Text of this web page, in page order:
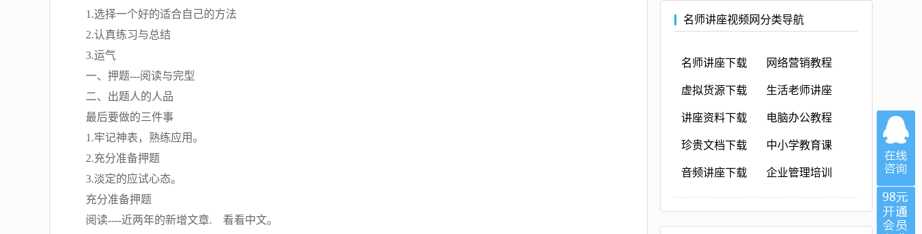
1.选择一个好的适合自己的方法
2.认真练习与总结
3.运气
一、押题---阅读与完型
二、出题人的人品
最后要做的三件事
1.牢记神表，熟练应用。
2.充分准备押题
3.淡定的应试心态。
充分准备押题
阅读----近两年的新增文章. 看看中文。
名师讲座视频网分类导航
名师讲座下载 网络营销教程
虚拟货源下载 生活老师讲座
讲座资料下载 电脑办公教程
珍贵文档下载 中小学教育课
音频讲座下载 企业管理培训